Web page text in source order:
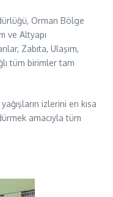
Orman Bölge
ve Altyapı
Zabıta, Ulaşım,
tüm birimler tam
izlerini en kısa
amacıyla tüm